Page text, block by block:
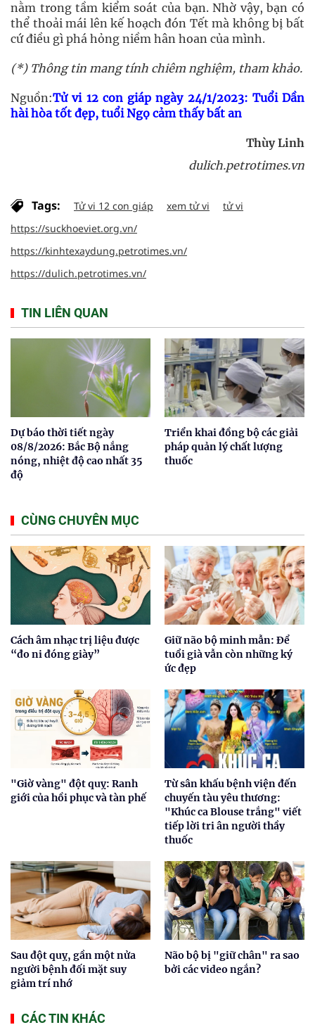
nằm trong tầm kiểm soát của bạn. Nhờ vậy, bạn có
thể thoải mái lên kế hoạch đón Tết mà không bị bất
cứ điều gì phá hỏng niềm hân hoan của mình.
(*) Thông tin mang tính chiêm nghiệm, tham khảo.
Nguồn:Tử vi 12 con giáp ngày 24/1/2023: Tuổi Dần
hài hòa tốt đẹp, tuổi Ngọ cảm thấy bất an
Thùy Linh
dulich.petrotimes.vn
Tags: Tử vi 12 con giáp xem tử vi
tử vi
https://suckhoeviet.org.vn/
https://kinhtexaydung.petrotimes.vn/
https://dulich.petrotimes.vn/
TIN LIÊN QUAN
Dự báo thời tiết ngày
08/8/2026: Bắc Bộ nắng
nóng, nhiệt độ cao nhất 35
độ
Triển khai đồng bộ các giải
pháp quản lý chất lượng
thuốc
CÙNG CHUYÊN MỤC
Cách âm nhạc trị liệu được
“đo ni đóng giày”
Giữ não bộ minh mẫn: Để
tuổi già vẫn còn những ký
ức đẹp
"Giờ vàng" đột quỵ: Ranh
giới của hồi phục và tàn phế
Từ sân khấu bệnh viện đến
chuyến tàu yêu thương:
"Khúc ca Blouse trắng" viết
tiếp lời tri ân người thầy
thuốc
Sau đột quỵ, gần một nửa
người bệnh đối mặt suy
giảm trí nhớ
Não bộ bị "giữ chân" ra sao
bởi các video ngắn?
CÁC TIN KHÁC